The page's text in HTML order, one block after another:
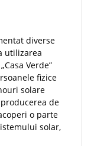
diverse
utilizarea
Verde”
fizice
solare
de
o parte
solar,